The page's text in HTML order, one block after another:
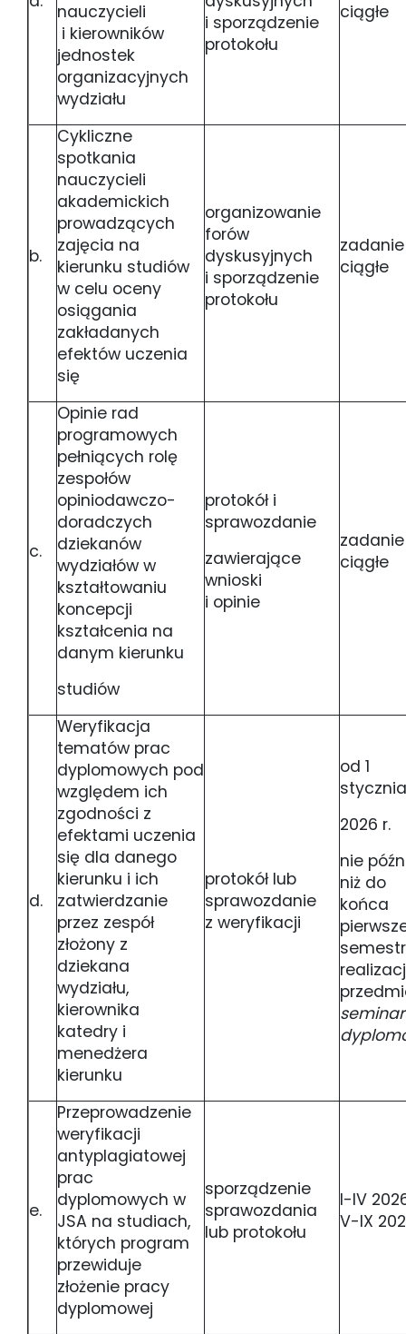
nauczycieli
i kierowników
jednostek
organizacyjnych
wydziału
i sporządzenie
protokołu
ciągłe
b.
Cykliczne
spotkania
nauczycieli
akademickich
prowadzących
zajęcia na
kierunku studiów
w celu oceny
osiągania
zakładanych
efektów uczenia
się
organizowanie
forów
dyskusyjnych
i sporządzenie
protokołu
zadanie
ciągłe
c.
Opinie rad
programowych
pełniących rolę
zespołów
opiniodawczo-
doradczych
dziekanów
wydziałów w
kształtowaniu
koncepcji
kształcenia na
danym kierunku
studiów
protokół i
sprawozdanie
zawierające
wnioski
i opinie
zadanie
ciągłe
d.
Weryfikacja
tematów prac
dyplomowych pod
względem ich
zgodności z
efektami uczenia
się dla danego
kierunku i ich
zatwierdzanie
przez zespół
złożony z
dziekana
wydziału,
kierownika
katedry i
menedżera
kierunku
protokół lub
sprawozdanie
z weryfikacji
od 1
2026 r.
nie
niż do
końca
e.
Przeprowadzenie
weryfikacji
antyplagiatowej
prac
dyplomowych w
JSA na studiach,
których program
przewiduje
złożenie pracy
dyplomowej
sporządzenie
sprawozdania
lub protokołu
I-IV
V-IX